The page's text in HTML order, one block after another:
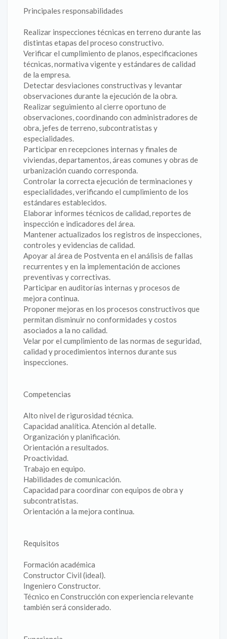
Principales responsabilidades
Realizar inspecciones técnicas en terreno durante las
distintas etapas del proceso constructivo.
Verificar el cumplimiento de planos, especificaciones
técnicas, normativa vigente y estándares de calidad
de la empresa.
Detectar desviaciones constructivas y levantar
observaciones durante la ejecución de la obra.
Realizar seguimiento al cierre oportuno de
observaciones, coordinando con administradores de
obra, jefes de terreno, subcontratistas y
especialidades.
Participar en recepciones internas y finales de
viviendas, departamentos, áreas comunes y obras de
urbanización cuando corresponda.
Controlar la correcta ejecución de terminaciones y
especialidades, verificando el cumplimiento de los
estándares establecidos.
Elaborar informes técnicos de calidad, reportes de
inspección e indicadores del área.
Mantener actualizados los registros de inspecciones,
controles y evidencias de calidad.
Apoyar al área de Postventa en el análisis de fallas
recurrentes y en la implementación de acciones
preventivas y correctivas.
Participar en auditorías internas y procesos de
mejora continua.
Proponer mejoras en los procesos constructivos que
permitan disminuir no conformidades y costos
asociados a la no calidad.
Velar por el cumplimiento de las normas de seguridad,
calidad y procedimientos internos durante sus
inspecciones.
Competencias
Alto nivel de rigurosidad técnica.
Capacidad analítica. Atención al detalle.
Organización y planificación.
Orientación a resultados.
Proactividad.
Trabajo en equipo.
Habilidades de comunicación.
Capacidad para coordinar con equipos de obra y
subcontratistas.
Orientación a la mejora continua.
Requisitos
Formación académica
Constructor Civil (ideal).
Ingeniero Constructor.
Técnico en Construcción con experiencia relevante
también será considerado.